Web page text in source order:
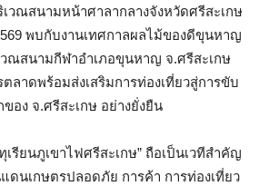
วณสนามหน้าศาลากลางจังหวัดศรีสะเกษ
พบกับงานเทศกาลผลไม้ของดีขุนหาญ
ณสนามกีฬาอำเภอขุนหาญ จ.ศรีสะเกษ
ลาดพร้อมส่งเสริมการท่องเที่ยวสู่การขับ
อง จ.ศรีสะเกษ อย่างยั่งยืน
เรียนภูเขาไฟศรีสะเกษ” ถือเป็นเวทีสำคัญ
ดนเกษตรปลอดภัย การค้า การท่องเที่ยว